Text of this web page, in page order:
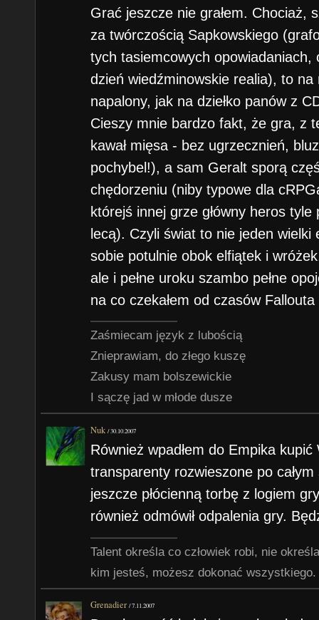
Grać jeszcze nie grałem. Chociaż,
za twórczością Sapkowskiego
tych tasiemcowych
dzień wiedźminowskie realia), to na
napalony, jak na dziełko panów z
Cieszy mnie bardzo fakt, że gra, z
kawał mięsa - bez ugrzecznień,
pochybel!), a sam Geralt sporą
chędorzeniu (niby typowe dla
którejś innej grze główny heros tyle
lecą). Czyli świat to nie jeden
sobie potulnie obok elfiątek i
ale i pełne uroku szambo pełne
na co czekałem od czasów
Zaśmiecam język z lubością
Znieprawiam, do złego kuszę
Zakusy mam bolszewickie
I sączę jad w młode dusze
Nuk /30.10.2007
Również wpadłem do Empika
transparenty rozwieszone po
jeszcze płócienną torbę z logiem
również odmówił odpalenia gry.
Talent określa co człowiek robi, nie
kim jesteś, możesz dokonać wszystkiego.
Grenadier /7.11.2007